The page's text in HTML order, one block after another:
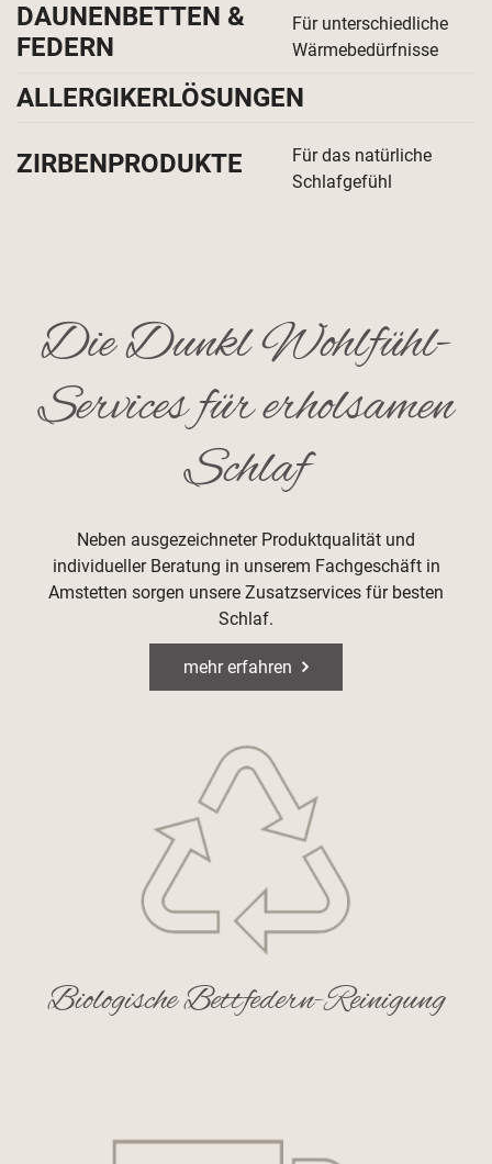
DAUNENBETTEN &
FEDERN
Für unterschiedliche
Wärmebedürfnisse
ALLERGIKERLÖSUNGEN
ZIRBENPRODUKTE
Für das natürliche
Schlafgefühl
Die Dunkl Wohlfühl-
Services für erholsamen
Schlaf
Neben ausgezeichneter Produktqualität und
individueller Beratung in unserem Fachgeschäft in
Amstetten sorgen unsere Zusatzservices für besten
Schlaf.
mehr erfahren
Biologische Bettfedern-Reinigung